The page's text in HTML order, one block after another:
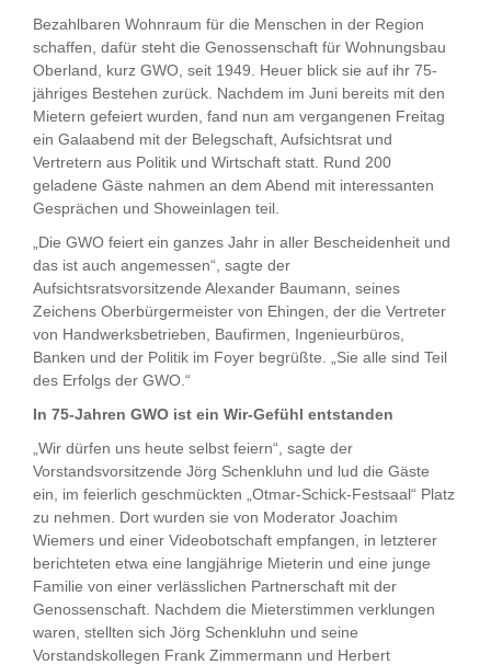
Bezahlbaren Wohnraum für die Menschen in der Region
schaffen, dafür steht die Genossenschaft für Wohnungsbau
Oberland, kurz GWO, seit 1949. Heuer blick sie auf ihr 75-
jähriges Bestehen zurück. Nachdem im Juni bereits mit den
Mietern gefeiert wurden, fand nun am vergangenen Freitag
ein Galaabend mit der Belegschaft, Aufsichtsrat und
Vertretern aus Politik und Wirtschaft statt. Rund 200
geladene Gäste nahmen an dem Abend mit interessanten
Gesprächen und Showeinlagen teil.
„Die GWO feiert ein ganzes Jahr in aller Bescheidenheit und
das ist auch angemessen“, sagte der
Aufsichtsratsvorsitzende Alexander Baumann, seines
Zeichens Oberbürgermeister von Ehingen, der die Vertreter
von Handwerksbetrieben, Baufirmen, Ingenieurbüros,
Banken und der Politik im Foyer begrüßte. „Sie alle sind Teil
des Erfolgs der GWO.“
In 75-Jahren GWO ist ein Wir-Gefühl entstanden
„Wir dürfen uns heute selbst feiern“, sagte der
Vorstandsvorsitzende Jörg Schenkluhn und lud die Gäste
ein, im feierlich geschmückten „Otmar-Schick-Festsaal“ Platz
zu nehmen. Dort wurden sie von Moderator Joachim
Wiemers und einer Videobotschaft empfangen, in letzterer
berichteten etwa eine langjährige Mieterin und eine junge
Familie von einer verlässlichen Partnerschaft mit der
Genossenschaft. Nachdem die Mieterstimmen verklungen
waren, stellten sich Jörg Schenkluhn und seine
Vorstandskollegen Frank Zimmermann und Herbert